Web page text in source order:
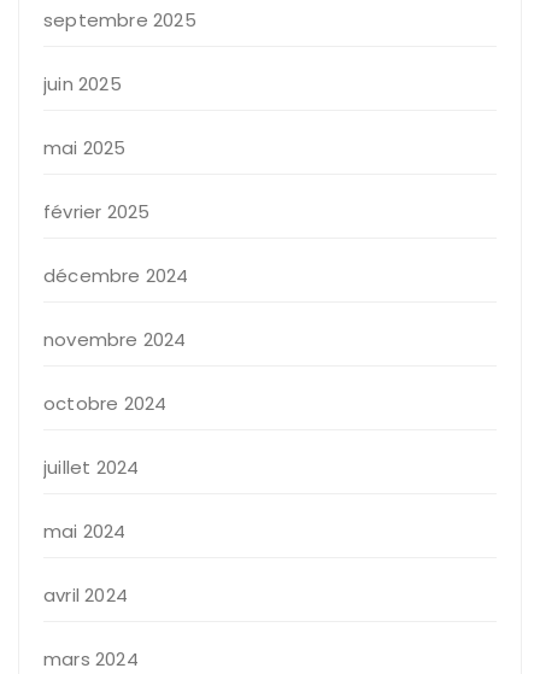
septembre 2025
juin 2025
mai 2025
février 2025
décembre 2024
novembre 2024
octobre 2024
juillet 2024
mai 2024
avril 2024
mars 2024